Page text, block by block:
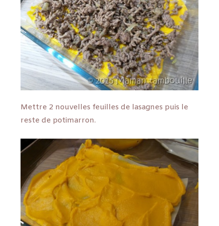
Mettre 2 nouvelles feuilles de lasagnes puis le
reste de potimarron.